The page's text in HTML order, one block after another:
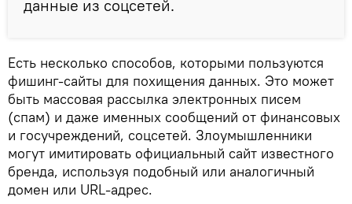
данные из соцсетей.
Есть несколько способов, которыми пользуются
фишинг-сайты для похищения данных. Это может
быть массовая рассылка электронных писем
(спам) и даже именных сообщений от финансовых
и госучреждений, соцсетей. Злоумышленники
могут имитировать официальный сайт известного
бренда, используя подобный или аналогичный
домен или URL-адрес.